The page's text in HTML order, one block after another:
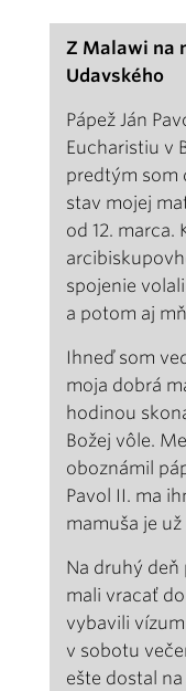
Z Malawi na
Udavského
Pápež Ján
Eucharistiu v
predtým som
stav mojej
od 12. marca.
spojenie
a potom aj
Ihneď som
moja dobrá
hodinou
Božej vôle.
oboznámil
Pavol II. ma
mamuša je už
Na druhý deň
mali vracať
vybavili
v sobotu
ešte dostal